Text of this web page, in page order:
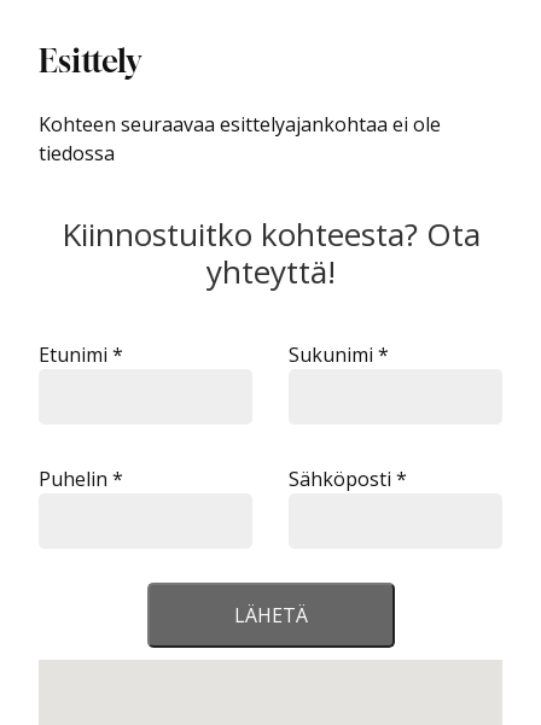
Esittely
Kohteen seuraavaa esittelyajankohtaa ei ole
tiedossa
Kiinnostuitko kohteesta? Ota
yhteyttä!
Etunimi * Sukunimi *
Puhelin * Sähköposti *